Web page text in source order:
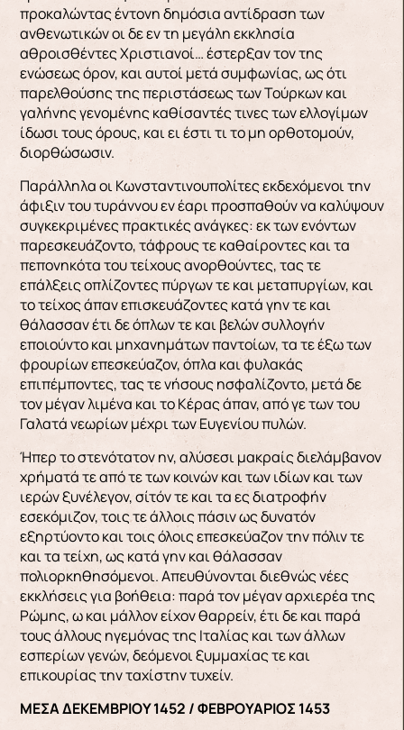
προκαλώντας έντονη δημόσια αντίδραση των
ανθενωτικών οι δε εν τη μεγάλη εκκλησία
αθροισθέντες Xριστιανοί… έστερξαν τον της
ενώσεως όρον, και αυτοί μετά συμφωνίας, ως ότι
παρελθούσης της περιστάσεως των Τούρκων και
γαλήνης γενομένης καθίσαντές τινες των ελλογίμων
ίδωσι τους όρους, και ει έστι τι το μη ορθοτομούν,
διορθώσωσιν.
Παράλληλα οι Κωνσταντινουπολίτες εκδεχόμενοι την
άφιξιν του τυράννου εν έαρι προσπαθούν να καλύψουν
συγκεκριμένες πρακτικές ανάγκες: εκ των ενόντων
παρεσκευάζοντο, τάφρους τε καθαίροντες και τα
πεπονηκότα του τείχους ανορθούντες, τας τε
επάλξεις οπλίζοντες πύργων τε και μεταπυργίων, και
το τείχος άπαν επισκευάζοντες κατά γην τε και
θάλασσαν έτι δε όπλων τε και βελών συλλογήν
εποιούντο και μηχανημάτων παντοίων, τα τε έξω των
φρουρίων επεσκεύαζον, όπλα και φυλακάς
επιπέμποντες, τας τε νήσους ησφαλίζοντο, μετά δε
τον μέγαν λιμένα και το Kέρας άπαν, από γε των του
Γαλατά νεωρίων μέχρι των Ευγενίου πυλών.
Ήπερ το στενότατον ην, αλύσεσι μακραίς διελάμβανον
χρήματά τε από τε των κοινών και των ιδίων και των
ιερών ξυνέλεγον, σίτόν τε και τα ες διατροφήν
εσεκόμιζον, τοις τε άλλοις πάσιν ως δυνατόν
εξηρτύοντο και τοις όλοις επεσκεύαζον την πόλιν τε
και τα τείχη, ως κατά γην και θάλασσαν
πολιορκηθησόμενοι. Απευθύνονται διεθνώς νέες
εκκλήσεις για βοήθεια: παρά τον μέγαν αρχιερέα της
Pώμης, ω και μάλλον είχον θαρρείν, έτι δε και παρά
τους άλλους ηγεμόνας της Ιταλίας και των άλλων
εσπερίων γενών, δεόμενοι ξυμμαχίας τε και
επικουρίας την ταχίστην τυχείν.
ΜΕΣΑ ΔΕΚΕΜΒΡΙΟΥ 1452 / ΦΕΒΡΟΥΑΡΙΟΣ 1453